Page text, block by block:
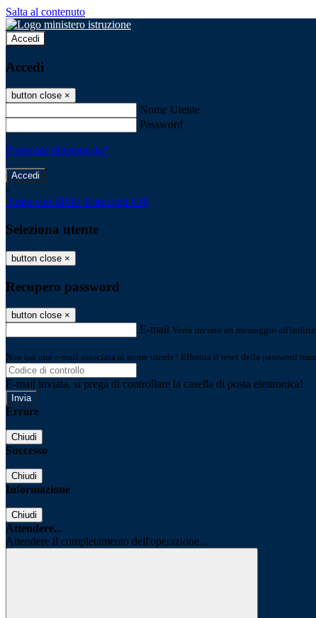
Salta al contenuto
Accedi
Accedi
button close ×
Nome Utente
Password
Password dimenticata?
-
Entra con SPID Entra con CIE
Seleziona utente
button close ×
Recupero password
button close ×
E-mail Verrà inviato un messaggio
Non hai una e-mail associata al nome utente? Effettua il reset della password
E-mail inviata, si prega di controllare la casella di posta elettronica!
Errore
Chiudi
Successo
Chiudi
Informazione
Chiudi
Attendere...
Attendere il completamento dell'operazione...